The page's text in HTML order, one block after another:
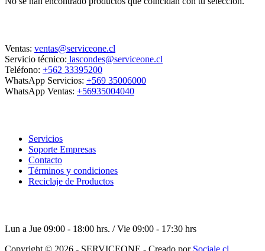
Ventas: ventas@serviceone.cl
Servicio técnico: lascondes@serviceone.cl
Teléfono: +562 33395200
WhatsApp Servicios: +569 35006000
WhatsApp Ventas: +56935004040
Servicios
Soporte Empresas
Contacto
Términos y condiciones
Reciclaje de Productos
Lun a Jue 09:00 - 18:00 hrs. / Vie 09:00 - 17:30 hrs
Copyright © 2026 - SERVICEONE - Creado por Sociale.cl